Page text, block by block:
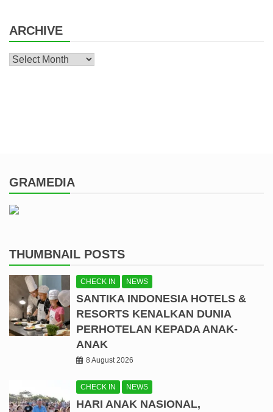
ARCHIVE
Archive
GRAMEDIA
THUMBNAIL POSTS
CHECK IN NEWS
SANTIKA INDONESIA HOTELS &
RESORTS KENALKAN DUNIA
PERHOTELAN KEPADA ANAK-
ANAK
8 August 2026
CHECK IN NEWS
HARI ANAK NASIONAL,